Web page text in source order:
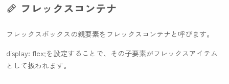
フレックスコンテナ
フレックスボックスの親要素をフレックスコンテナと呼びます。
display: flex;を設定することで、その子要素がフレックスアイテム
として扱われます。